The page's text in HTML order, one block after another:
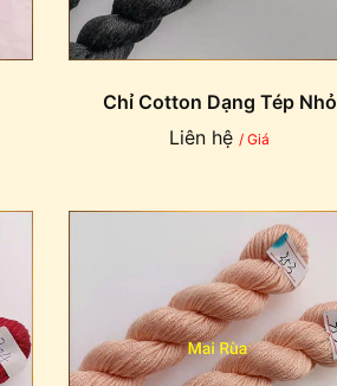
Chỉ Cotton Dạng Tép Nhỏ
Liên hệ / Giá